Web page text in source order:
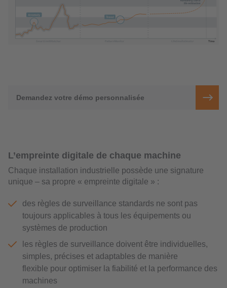
Demandez votre démo personnalisée
L’empreinte digitale de chaque machine
Chaque installation industrielle possède une signature
unique – sa propre « empreinte digitale » :
des règles de surveillance standards ne sont pas
toujours applicables à tous les équipements ou
systèmes de production
les règles de surveillance doivent être individuelles,
simples, précises et adaptables de manière
flexible pour optimiser la fiabilité et la performance des
machines